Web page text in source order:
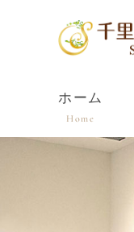
ホーム
Home